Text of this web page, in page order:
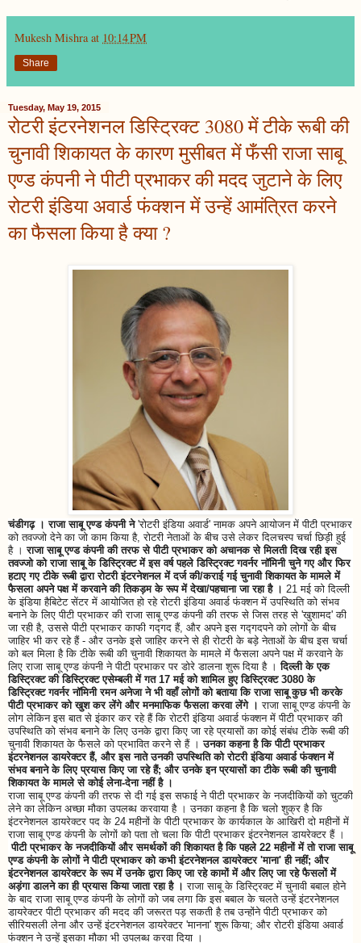
Mukesh Mishra at 10:14 PM
Share
Tuesday, May 19, 2015
रोटरी इंटरनेशनल डिस्ट्रिक्ट 3080 में टीके रूबी की
चुनावी शिकायत के कारण मुसीबत में फँसी राजा साबू
एण्ड कंपनी ने पीटी प्रभाकर की मदद जुटाने के लिए
रोटरी इंडिया अवार्ड फंक्शन में उन्हें आमंत्रित करने
का फैसला किया है क्या ?
चंडीगढ़ । राजा साबू एण्ड कंपनी ने 'रोटरी इंडिया अवार्ड' नामक अपने आयोजन में पीटी प्रभाकर
को तवज्जो देने का जो काम किया है, रोटरी नेताओं के बीच उसे लेकर दिलचस्प चर्चा छिड़ी हुई
है ।राजा साबू एण्ड कंपनी की तरफ से पीटी प्रभाकर को अचानक से मिलती दिख रही इस
तवज्जो को राजा साबू के डिस्ट्रिक्ट में इस वर्ष पहले डिस्ट्रिक्ट गवर्नर नॉमिनी चुने गए और फिर
हटाए गए टीके रूबी द्वारा रोटरी इंटरनेशनल में दर्ज की/कराई गई चुनावी शिकायत के मामले में
फैसला अपने पक्ष में करवाने की तिकड़म के रूप में देखा/पहचाना जा रहा है । 21 मई को दिल्ली
के इंडिया हैबिटेट सेंटर में आयोजित हो रहे रोटरी इंडिया अवार्ड फंक्शन में उपस्थिति को संभव
बनाने के लिए पीटी प्रभाकर की राजा साबू एण्ड कंपनी की तरफ से जिस तरह से 'खुशामद' की
जा रही है, उससे पीटी प्रभाकर काफी गद्गद हैं, और अपने इस गद्गदपने को लोगों के बीच
जाहिर भी कर रहे हैं - और उनके इसे जाहिर करने से ही रोटरी के बड़े नेताओं के बीच इस चर्चा
को बल मिला है कि टीके रूबी की चुनावी शिकायत के मामले में फैसला अपने पक्ष में करवाने के
लिए राजा साबू एण्ड कंपनी ने पीटी प्रभाकर पर डोरे डालना शुरू दिया है ।दिल्ली के एक
डिस्ट्रिक्ट की डिस्ट्रिक्ट एसेम्बली में गत 17 मई को शामिल हुए डिस्ट्रिक्ट 3080 के
डिस्ट्रिक्ट गवर्नर नॉमिनी रमन अनेजा ने भी वहाँ लोगों को बताया कि राजा साबू कुछ भी करके
पीटी प्रभाकर को खुश कर लेंगे और मनमाफिक फैसला करवा लेंगे । राजा साबू एण्ड कंपनी के
लोग लेकिन इस बात से इंकार कर रहे हैं कि रोटरी इंडिया अवार्ड फंक्शन में पीटी प्रभाकर की
उपस्थिति को संभव बनाने के लिए उनके द्वारा किए जा रहे प्रयासों का कोई संबंध टीके रूबी की
चुनावी शिकायत के फैसले को प्रभावित करने से हैं ।उनका कहना है कि पीटी प्रभाकर
इंटरनेशनल डायरेक्टर हैं, और इस नाते उनकी उपस्थिति को रोटरी इंडिया अवार्ड फंक्शन में
संभव बनाने के लिए प्रयास किए जा रहे हैं; और उनके इन प्रयासों का टीके रूबी की चुनावी
शिकायत के मामले से कोई लेना-देना नहीं है ।
राजा साबू एण्ड कंपनी की तरफ से दी गई इस सफाई ने पीटी प्रभाकर के नजदीकियों को चुटकी
लेने का लेकिन अच्छा मौका उपलब्ध करवाया है । उनका कहना है कि चलो शुक्र है कि
इंटरनेशनल डायरेक्टर पद के 24 महीनों के पीटी प्रभाकर के कार्यकाल के आखिरी दो महीनों में
राजा साबू एण्ड कंपनी के लोगों को पता तो चला कि पीटी प्रभाकर इंटरनेशनल डायरेक्टर हैं ।
पीटी प्रभाकर के नजदीकियों और समर्थकों की शिकायत है कि पहले 22 महीनों में तो राजा साबू
एण्ड कंपनी के लोगों ने पीटी प्रभाकर को कभी इंटरनेशनल डायरेक्टर 'माना' ही नहीं; और
इंटरनेशनल डायरेक्टर के रूप में उनके द्वारा किए जा रहे कामों में और लिए जा रहे फैसलों में
अड़ंगा डालने का ही प्रयास किया जाता रहा है । राजा साबू के डिस्ट्रिक्ट में चुनावी बबाल होने
के बाद राजा साबू एण्ड कंपनी के लोगों को जब लगा कि इस बबाल के चलते उन्हें इंटरनेशनल
डायरेक्टर पीटी प्रभाकर की मदद की जरूरत पड़ सकती है तब उन्होंने पीटी प्रभाकर को
सीरियसली लेना और उन्हें इंटरनेशनल डायरेक्टर 'मानना' शुरू किया; और रोटरी इंडिया अवार्ड
फंक्शन ने उन्हें इसका मौका भी उपलब्ध करवा दिया ।